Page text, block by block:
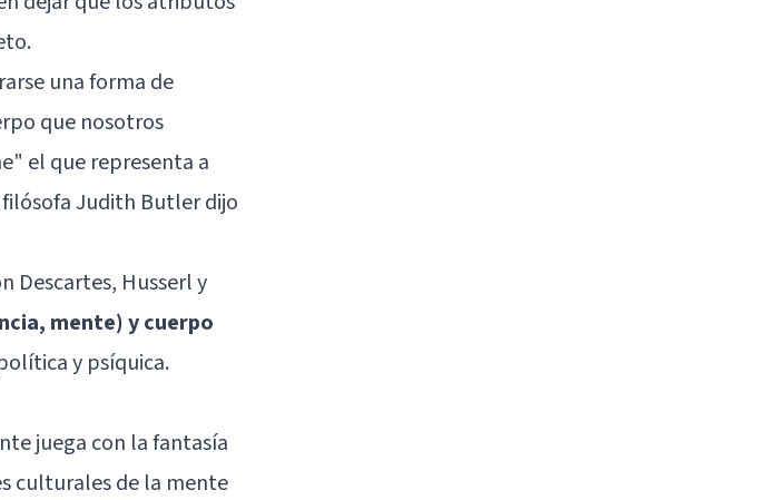
una forma de
que nosotros
el que representa a
Judith Butlerdijo
Descartes, Husserl y
mente) y cuerpo
y psíquica.
juega con la fantasía
culturales de la mente